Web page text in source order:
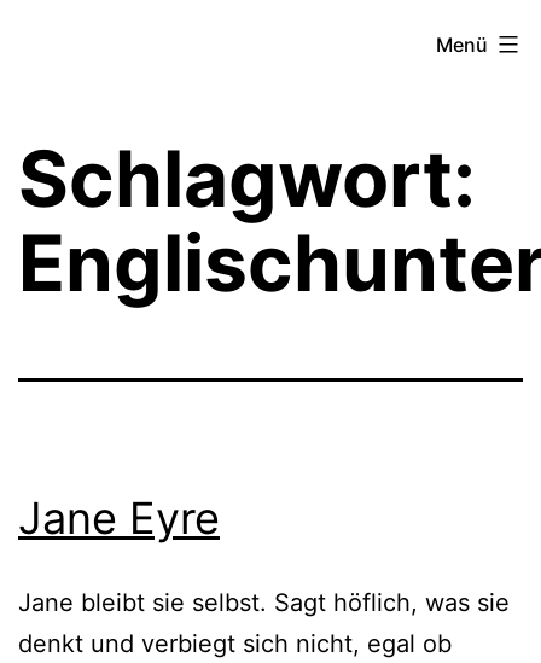
Menü
Schlagwort:
Jane Eyre
Jane bleibt sie selbst. Sagt höflich, was sie
denkt und verbiegt sich nicht, egal ob